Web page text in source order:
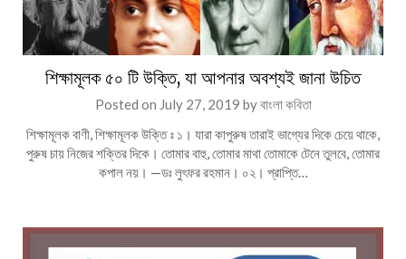
শিক্ষামূলক ৫০ টি উক্তি, যা আপনার অবশ্যই জানা উচিত
Posted on July 27, 2019 byবাংলা কবিতা
শিক্ষামূলক বাণী, শিক্ষামূলক উক্তি ঃ ১। যারা কাপুরুষ তারাই ভাগ্যের দিকে চেয়ে থাকে,
পুরুষ চায় নিজের শক্তির দিকে। তোমার বাহু, তোমার মাথা তোমাকে টেনে তুলবে, তোমার
কপাল নয়। —ডঃ লুৎফর রহমান। ০২। প্রাপ্তি…